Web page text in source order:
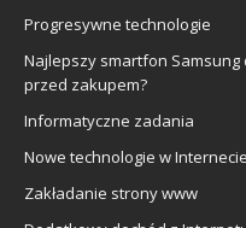
Progresywne technologie
Najlepszy smartfon
przed zakupem?
Informatyczne zadania
Nowe technologie w Internecie
Zakładanie strony www